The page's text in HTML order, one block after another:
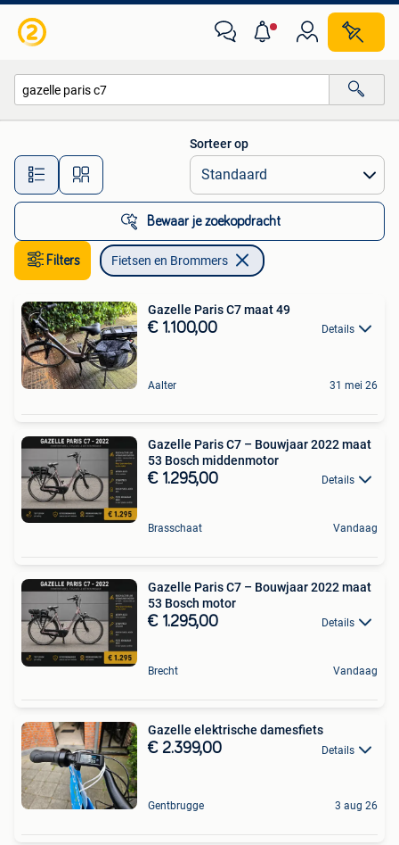
Alle afstanden…
Sorteer op
Bewaar je zoekopdracht
Filters Fietsen en Brommers
Gazelle Paris C7 maat 49
€ 1.100,00 Details
Aalter 31 mei 26
Gazelle Paris C7 – Bouwjaar 2022 maat
53 Bosch middenmotor
€ 1.295,00 Details
Brasschaat Vandaag
Gazelle Paris C7 – Bouwjaar 2022 maat
53 Bosch motor
€ 1.295,00 Details
Brecht Vandaag
Gazelle elektrische damesfiets
€ 2.399,00 Details
Gentbrugge 3 aug 26